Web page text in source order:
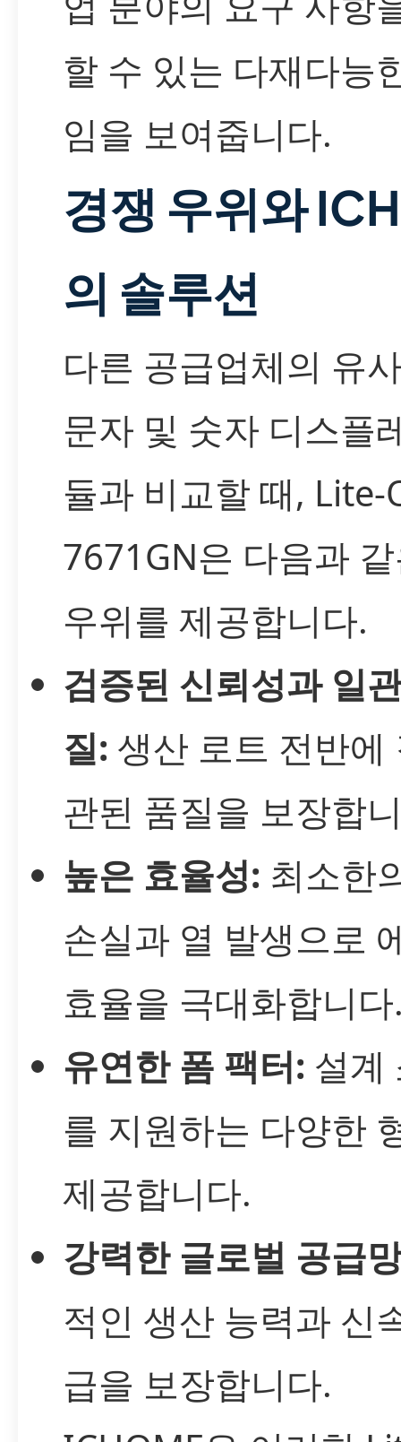
할 수 있는 다재다능
임을 보여줍니다.
경쟁 우위와
의 솔루션
다른 공급업체의 유
문자 및 숫자 디스플
듈과 비교할 때, Lite-
7671GN은 다음과
우위를 제공합니다.
검증된 신뢰성과 일
질: 생산 로트 전반에
관된 품질을 보장합
높은 효율성: 최소한
손실과 열 발생으로
효율을 극대화합니
유연한 폼 팩터: 설계
를 지원하는 다양한
제공합니다.
강력한 글로벌 공급
적인 생산 능력과 신
급을 보장합니다.